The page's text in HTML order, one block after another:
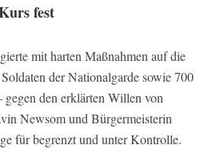
fest
mit harten Maßnahmen auf die
der Nationalgarde sowie 700
den erklärten Willen von
Newsom und Bürgermeisterin
für begrenzt und unter Kontrolle.